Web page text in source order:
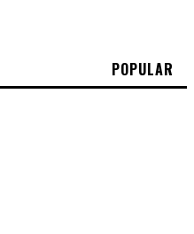
POPULAR